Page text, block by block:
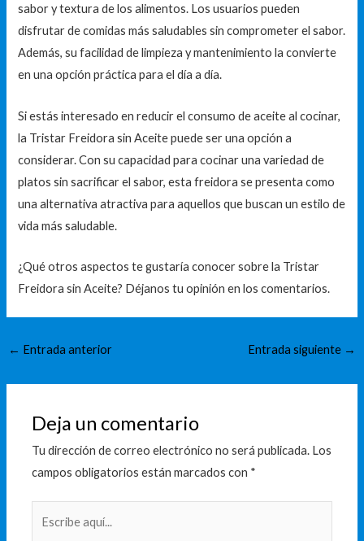
sabor y textura de los alimentos. Los usuarios pueden
disfrutar de comidas más saludables sin comprometer el sabor.
Además, su facilidad de limpieza y mantenimiento la convierte
en una opción práctica para el día a día.
Si estás interesado en reducir el consumo de aceite al cocinar,
la Tristar Freidora sin Aceite puede ser una opción a
considerar. Con su capacidad para cocinar una variedad de
platos sin sacrificar el sabor, esta freidora se presenta como
una alternativa atractiva para aquellos que buscan un estilo de
vida más saludable.
¿Qué otros aspectos te gustaría conocer sobre la Tristar
Freidora sin Aceite? Déjanos tu opinión en los comentarios.
← Entrada anterior Entrada siguiente →
Deja un comentario
Tu dirección de correo electrónico no será publicada. Los
campos obligatorios están marcados con *